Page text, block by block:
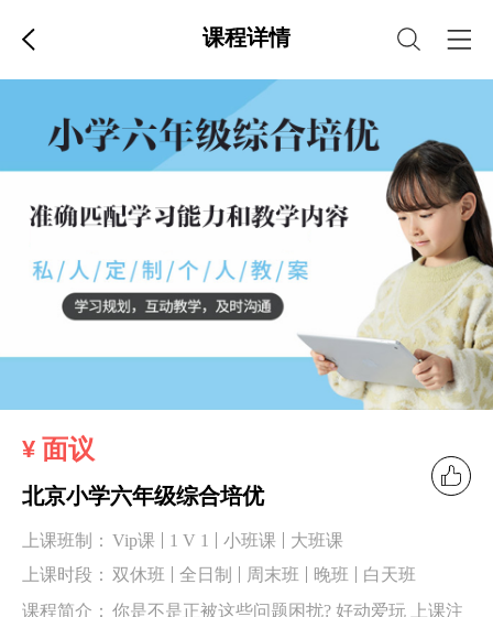
课程详情
¥ 面议
北京小学六年级综合培优
上课班制： Vip课 1 V 1 小班课
大班课
上课时段： 双休班 全日制 周末班 晚班
白天班
课程简介： 你是不是正被这些问题困扰? 好动爱玩 上课注